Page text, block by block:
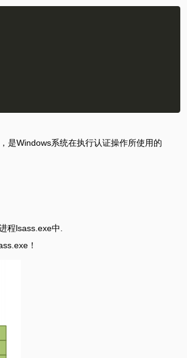
是Windows系统在执行认证操作所使用的
程lsass.exe中.
！